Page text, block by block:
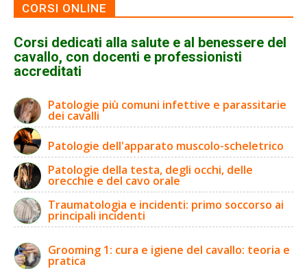
CORSI ONLINE
Corsi dedicati alla salute e al benessere del
cavallo, con docenti e professionisti
accreditati
Patologie più comuni infettive e parassitarie
dei cavalli
Patologie dell'apparato muscolo-scheletrico
Patologie della testa, degli occhi, delle
orecchie e del cavo orale
Traumatologia e incidenti: primo soccorso ai
principali incidenti
Grooming 1: cura e igiene del cavallo: teoria e
pratica